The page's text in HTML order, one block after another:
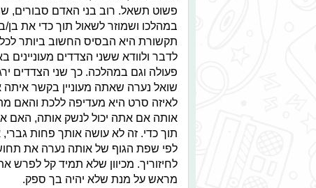
פשוט תשאל. רוב בני האדם סבורים,
במהלכו ושמוזר לשאול תוך כדי את בן/
תקשורת היא הבסיס החשוב ביותר לכל
לדבר ולוודא ששני הצדדים מעוניינים
פעולה וגם במהלכה. כך שני הצדדים
שואל נערה שאתה מעוניין בקשר
לאיזה סרט היא מעדיפה ללכת והאם
אותה אם אתה יכול לנשק אותה, האם
תוך כדי. זה לא עושה אותך פחות
לפי שפת הגוף של אותה נערה את
לחיזוריך. מכיוון שלא תמיד קל
מראש על מנת שלא יהיה בך ספק.